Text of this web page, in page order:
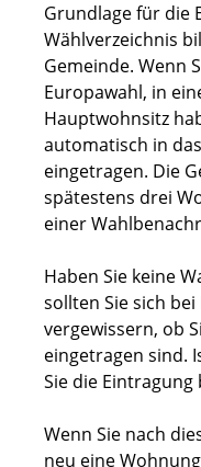
Grundlage für die
Wählverzeichnis
Gemeinde. Wenn
Europawahl, in
Hauptwohnsitz
automatisch in
eingetragen. Die
spätestens drei
einer
Haben Sie keine
sollten Sie sich
vergewissern, ob
eingetragen sind.
Sie die Eintragung
Wenn Sie nach
neu eine